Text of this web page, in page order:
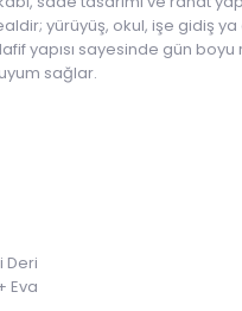
yürüyüş, okul, işe gidiş
yapısı sayesinde gün boyu
sağlar.
Deri
Eva